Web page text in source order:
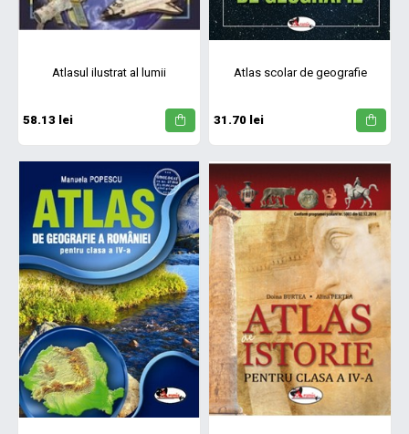
Atlasul ilustrat al lumii
58.13 lei
Atlas scolar de geografie
31.70 lei